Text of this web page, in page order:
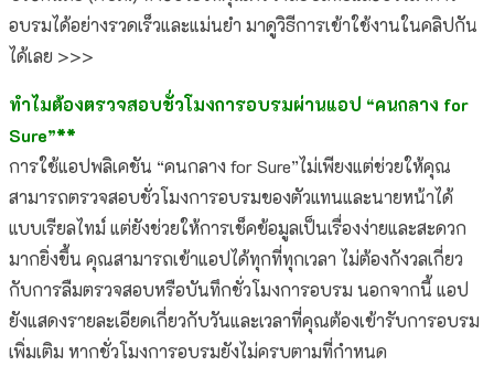
อบรมได้อย่างรวดเร็วและแม่นยำ มาดูวิธีการเข้าใช้งานในคลิปกัน
ได้เลย >>>
ทำไมต้องตรวจสอบชั่วโมงการอบรมผ่านแอป “คนกลาง for
Sure”**
การใช้แอปพลิเคชัน “คนกลาง for Sure”ไม่เพียงแต่ช่วยให้คุณ
สามารถตรวจสอบชั่วโมงการอบรมของตัวแทนและนายหน้าได้
แบบเรียลไทม์ แต่ยังช่วยให้การเช็คข้อมูลเป็นเรื่องง่ายและสะดวก
มากยิ่งขึ้น คุณสามารถเข้าแอปได้ทุกที่ทุกเวลา ไม่ต้องกังวลเกี่ยว
กับการลืมตรวจสอบหรือบันทึกชั่วโมงการอบรม นอกจากนี้ แอป
ยังแสดงรายละเอียดเกี่ยวกับวันและเวลาที่คุณต้องเข้ารับการอบรม
เพิ่มเติม หากชั่วโมงการอบรมยังไม่ครบตามที่กำหนด